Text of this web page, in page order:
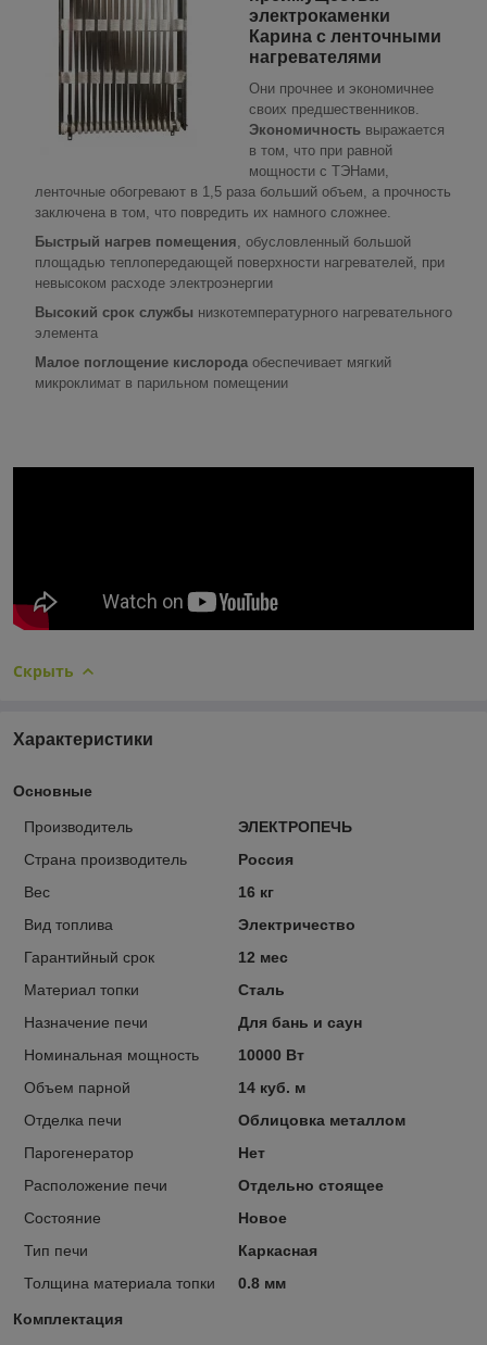
электрокаменки
Карина с ленточными
нагревателями
Они прочнее и экономичнее
своих предшественников.
Экономичность выражается
в том, что при равной
мощности с ТЭНами,
ленточные обогревают в 1,5 раза больший объем, а прочность
заключена в том, что повредить их намного сложнее.
Быстрый нагрев помещения , обусловленный большой
площадью теплопередающей поверхности нагревателей, при
невысоком расходе электроэнергии
Высокий срок службы низкотемпературного нагревательного
элемента
Малое поглощение кислорода обеспечивает мягкий
микроклимат в парильном помещении
Скрыть
Характеристики
Основные
Производитель
ЭЛЕКТРОПЕЧЬ
Страна производитель
Россия
Вес
16 кг
Вид топлива
Электричество
Гарантийный срок
12 мес
Материал топки
Сталь
Назначение печи
Для бань и саун
Номинальная мощность
10000 Вт
Объем парной
14 куб. м
Отделка печи
Облицовка металлом
Парогенератор
Нет
Расположение печи
Отдельно стоящее
Состояние
Новое
Тип печи
Каркасная
Толщина материала топки
0.8 мм
Комплектация